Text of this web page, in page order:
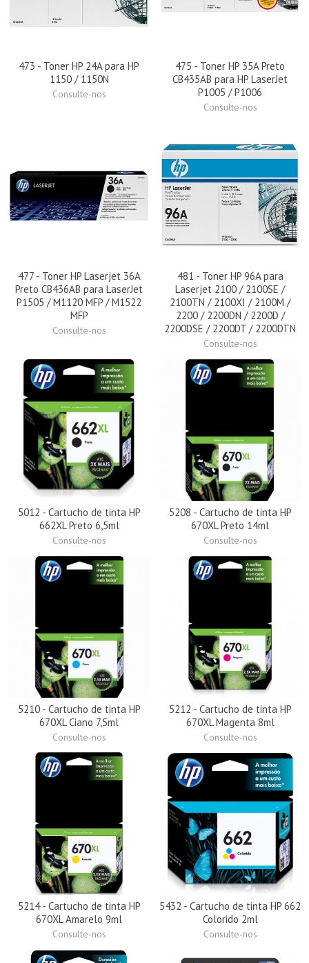
473 - Toner HP 24A para HP
1150 / 1150N
Consulte-nos
475 - Toner HP 35A Preto
CB435AB para HP LaserJet
P1005 / P1006
Consulte-nos
477 - Toner HP Laserjet 36A
Preto CB436AB para LaserJet
P1505 / M1120 MFP / M1522
MFP
Consulte-nos
481 - Toner HP 96A para
Laserjet 2100 / 2100SE /
2100TN / 2100XI / 2100M /
2200 / 2200DN / 2200D /
2200DSE / 2200DT / 2200DTN
Consulte-nos
5012 - Cartucho de tinta HP
662XL Preto 6,5ml
Consulte-nos
5208 - Cartucho de tinta HP
670XL Preto 14ml
Consulte-nos
5210 - Cartucho de tinta HP
670XL Ciano 7,5ml
Consulte-nos
5212 - Cartucho de tinta HP
670XL Magenta 8ml
Consulte-nos
5214 - Cartucho de tinta HP
670XL Amarelo 9ml
Consulte-nos
5432 - Cartucho de tinta HP 662
Colorido 2ml
Consulte-nos